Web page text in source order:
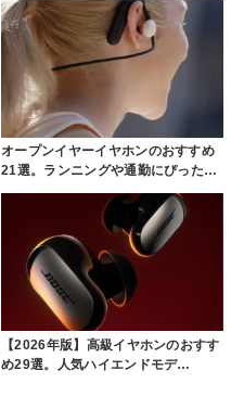
オープンイヤーイヤホンのおすすめ
21選。ランニングや通勤にぴった…
【2026年版】高級イヤホンのおすす
め29選。人気ハイエンドモデ…